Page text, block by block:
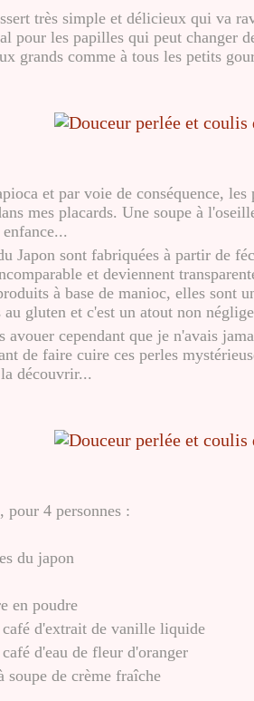
très simple et délicieux qui va
pour les papilles qui peut changer
grands comme à tous les petits
et par voie de conséquence,
mes placards. Une soupe à
Japon sont fabriquées à partir de
et deviennent
à base de manioc, elles sont
au gluten et c'est un atout non
avouer cependant que je n'avais
de faire cuire ces perles
découvrir...
pour 4 personnes :
du japon
en poudre
d'extrait de vanille liquide
d'eau de fleur d'oranger
soupe de crème fraîche